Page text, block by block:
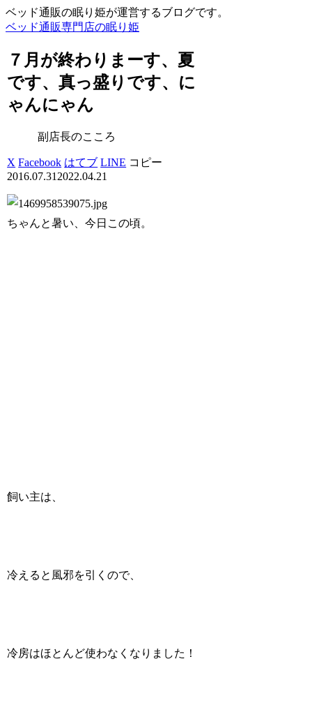
ベッド通販の眠り姫が運営するブログです。
ベッド通販専門店の眠り姫
７月が終わりまーす、夏
です、真っ盛りです、に
ゃんにゃん
副店長のこころ
X Facebook はてブ LINE コピー
2016.07.31 2022.04.21
ちゃんと暑い、今日この頃。
飼い主は、
冷えると風邪を引くので、
冷房はほとんど使わなくなりました！